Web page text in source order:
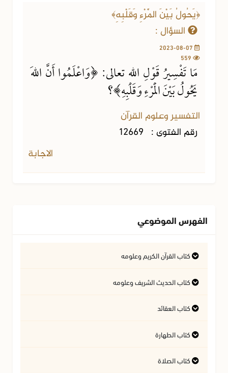
﴿يَحُولُ بَيْنَ الْمَرْءِ وَقَلْبِهِ﴾
السؤال :
مَا تَفْسِيرُ قَوْلِ اللهِ تعالى: ﴿وَاعْلَمُوا أَنَّ اللهَ
يَحُولُ بَيْنَ الْمَرْءِ وَقَلْبِهِ﴾؟
التفسير وعلوم القرآن
رقم الفتوى : 12669
الاجابة
الفهرس الموضوعي
كتاب القرآن الكريم وعلومه
التفسير وعلوم القرآن
فتاوى متعلقة بالقرآن الكريم
آداب تلاوة القرآن الكريم
كتاب الحديث الشريف وعلومه
فتاوى متعلقة بالحديث الشريف
أسئلة في السيرة النبوية
كتاب العقائد
المسائل المتعلقة بالعقيدة
كتاب الطهارة
أحكام المياه
كتاب الصلاة